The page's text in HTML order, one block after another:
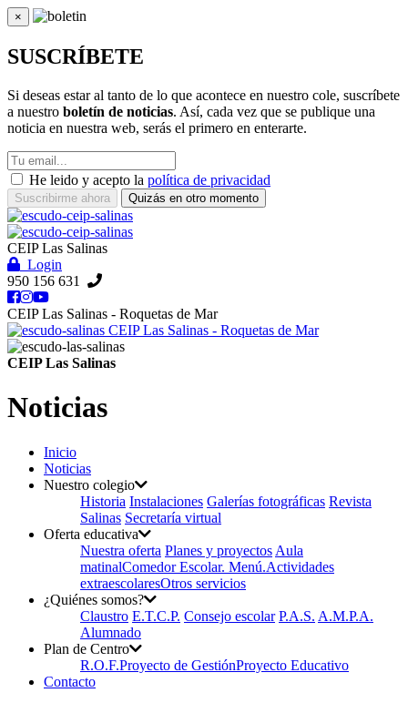
×
Cerrar
SUSCRÍBETE
Si deseas estar al tanto de lo que acontece en nuestro cole, suscríbete
a nuestro boletín de noticias. Así, cada vez que se publique una
noticia en nuestra web, serás el primero en enterarte.
He leido y acepto la política de privacidad
Suscribirme ahora Quizás en otro momento
CEIP Las Salinas
Login
950 156 631
CEIP Las Salinas - Roquetas de Mar
CEIP Las Salinas - Roquetas de Mar
CEIP Las Salinas
Noticias
Inicio
Noticias
Nuestro colegio
Historia Instalaciones Galerías fotográficas Revista
Salinas Secretaría virtual
Oferta educativa
Nuestra oferta Planes y proyectos Aula
matinalComedor Escolar. Menú.Actividades
extraescolaresOtros servicios
¿Quiénes somos?
Claustro E.T.C.P. Consejo escolar P.A.S. A.M.P.A.
Alumnado
Plan de Centro
R.O.F.Proyecto de GestiónProyecto Educativo
Contacto